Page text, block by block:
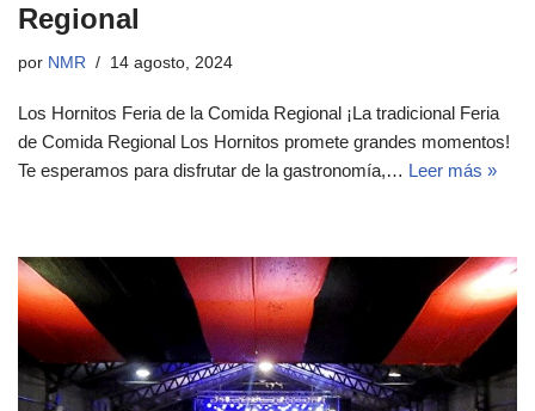
Regional
por NMR 14 agosto, 2024
Los Hornitos Feria de la Comida Regional ¡La tradicional Feria
de Comida Regional Los Hornitos promete grandes momentos!
Te esperamos para disfrutar de la gastronomía,… Leer más »